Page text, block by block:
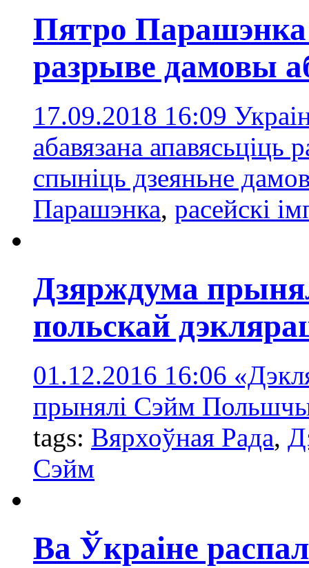
Пятро Парашэнка
разрыве дамовы
17.09.2018 16:09
абавязана апавясьціць
спыніць дзеяньне
Парашэнка, расейскі
Дзярждума
польскай
01.12.2016 16:06
прынялі Сэйм
tags: Вярхоўная Радa,
Сэйм
Ва Ўкраіне